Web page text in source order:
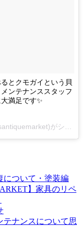
とクモガイという貝
ンテナンススタッフ
満足です✨
について・塗装編
】家具のリペ
テナンスについて思